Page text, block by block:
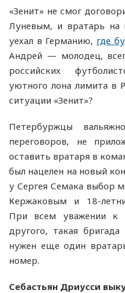
«Зенит» не смог
Луневым, и вратарь на
уехал в Германию, где
Андрей — молодец,
российских
уютного лона лимита в
ситуации «Зенит»?
Петербуржцы
переговоров, не
оставить вратаря в
был нацелен на новый
у Сергея Семака выбор
Кержаковым и 18-
При всем уважении к
другого, такая
нужен еще один
номер.
Себастьян Дриусси